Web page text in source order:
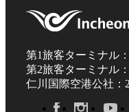
第1旅客ターミナル
第2旅客ターミナル
仁川国際空港公社：